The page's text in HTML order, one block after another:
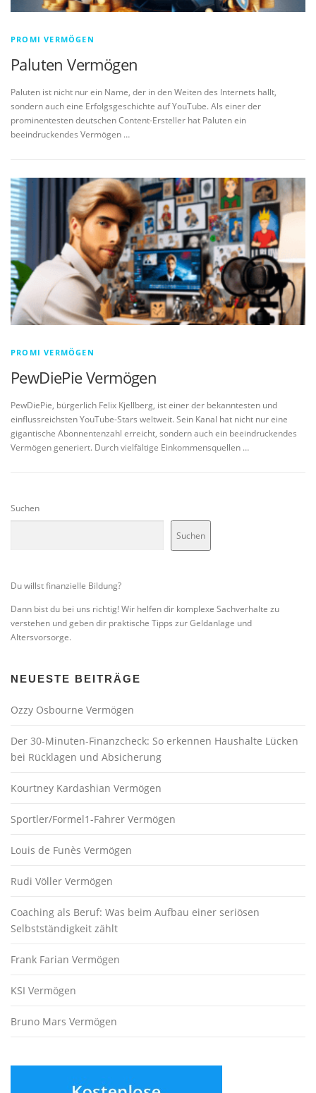
PROMI VERMÖGEN
Paluten Vermögen
Paluten ist nicht nur ein Name, der in den Weiten des Internets hallt,
sondern auch eine Erfolgsgeschichte auf YouTube. Als einer der
prominentesten deutschen Content-Ersteller hat Paluten ein
beeindruckendes Vermögen …
PROMI VERMÖGEN
PewDiePie Vermögen
PewDiePie, bürgerlich Felix Kjellberg, ist einer der bekanntesten und
einflussreichsten YouTube-Stars weltweit. Sein Kanal hat nicht nur eine
gigantische Abonnentenzahl erreicht, sondern auch ein beeindruckendes
Vermögen generiert. Durch vielfältige Einkommensquellen …
Suchen
Suchen
Du willst finanzielle Bildung?
Dann bist du bei uns richtig! Wir helfen dir komplexe Sachverhalte zu
verstehen und geben dir praktische Tipps zur Geldanlage und
Altersvorsorge.
NEUESTE BEITRÄGE
Ozzy Osbourne Vermögen
Der 30-Minuten-Finanzcheck: So erkennen Haushalte Lücken
bei Rücklagen und Absicherung
Kourtney Kardashian Vermögen
Sportler/Formel1-Fahrer Vermögen
Louis de Funès Vermögen
Rudi Völler Vermögen
Coaching als Beruf: Was beim Aufbau einer seriösen
Selbstständigkeit zählt
Frank Farian Vermögen
KSI Vermögen
Bruno Mars Vermögen